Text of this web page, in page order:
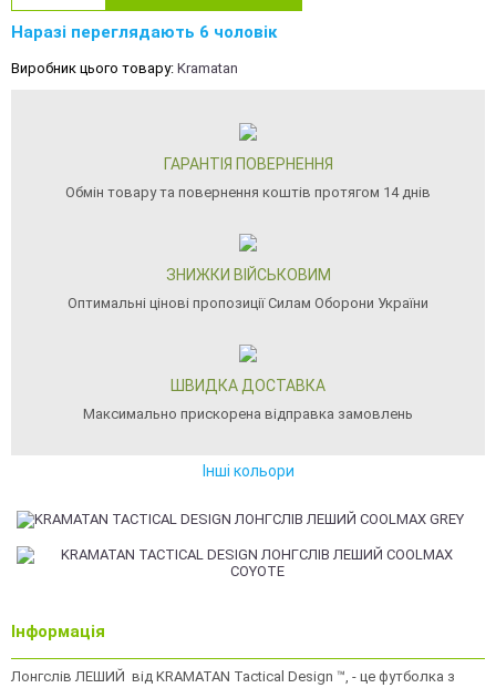
Наразі переглядають 6 чоловік
Виробник цього товару: Kramatan
ГАРАНТІЯ ПОВЕРНЕННЯ
Обмін товару та повернення коштів протягом 14 днів
ЗНИЖКИ ВІЙСЬКОВИМ
Оптимальні цінові пропозиції Силам Оборони України
ШВИДКА ДОСТАВКА
Максимально прискорена відправка замовлень
Інші кольори
Інформація
Лонгслів ЛЕШИЙ від KRAMATAN Tactical Design ™, - це футболка з